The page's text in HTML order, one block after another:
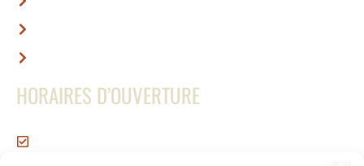
HORAIRES D’OUVERTURE